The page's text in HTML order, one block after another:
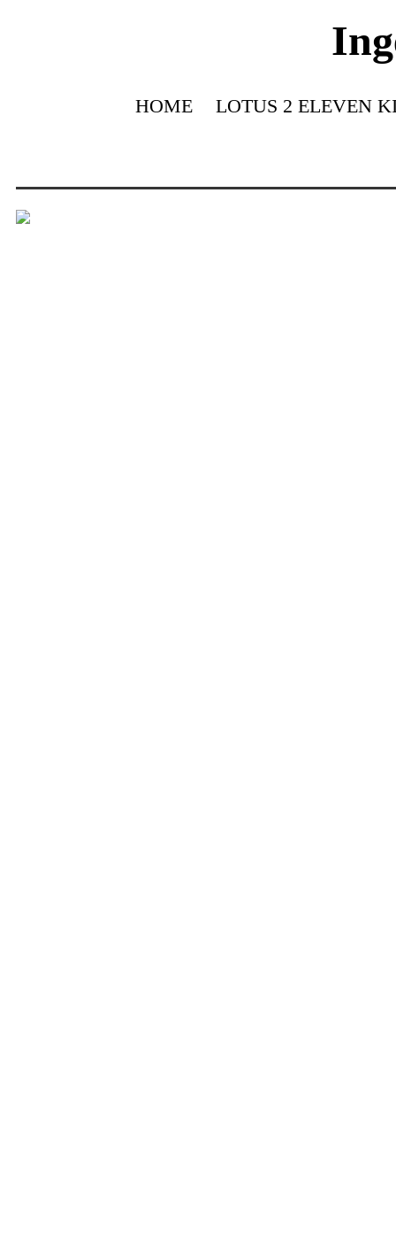
HOME LOTUS 2 ELEVEN